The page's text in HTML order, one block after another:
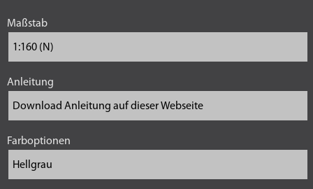
Maßstab
Anleitung
Farboptionen